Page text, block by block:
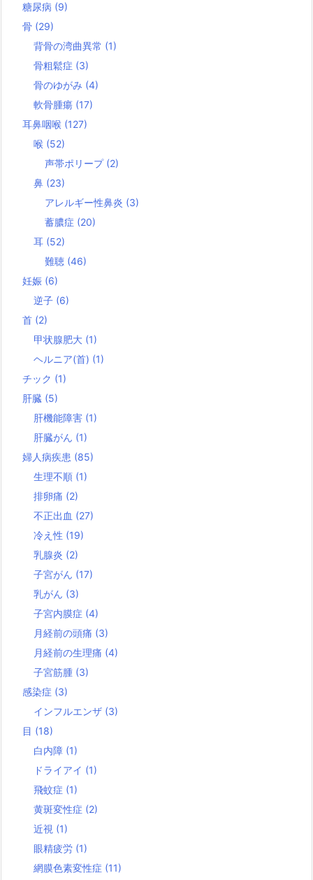
糖尿病 (9)
骨 (29)
背骨の湾曲異常 (1)
骨粗鬆症 (3)
骨のゆがみ (4)
軟骨腫瘍 (17)
耳鼻咽喉 (127)
喉 (52)
声帯ポリープ (2)
鼻 (23)
アレルギー性鼻炎 (3)
蓄膿症 (20)
耳 (52)
難聴 (46)
妊娠 (6)
逆子 (6)
首 (2)
甲状腺肥大 (1)
ヘルニア(首) (1)
チック (1)
肝臓 (5)
肝機能障害 (1)
肝臓がん (1)
婦人病疾患 (85)
生理不順 (1)
排卵痛 (2)
不正出血 (27)
冷え性 (19)
乳腺炎 (2)
子宮がん (17)
乳がん (3)
子宮内膜症 (4)
月経前の頭痛 (3)
月経前の生理痛 (4)
子宮筋腫 (3)
感染症 (3)
インフルエンザ (3)
目 (18)
白内障 (1)
ドライアイ (1)
飛蚊症 (1)
黄斑変性症 (2)
近視 (1)
眼精疲労 (1)
網膜色素変性症 (11)